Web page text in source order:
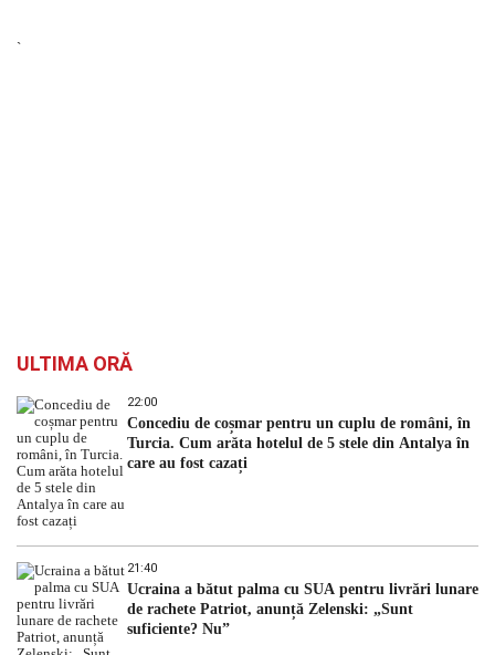
`
ULTIMA ORĂ
22:00
Concediu de coșmar pentru un cuplu de români, în
Turcia. Cum arăta hotelul de 5 stele din Antalya în
care au fost cazați
21:40
Ucraina a bătut palma cu SUA pentru livrări lunare
de rachete Patriot, anunță Zelenski: „Sunt
suficiente? Nu”